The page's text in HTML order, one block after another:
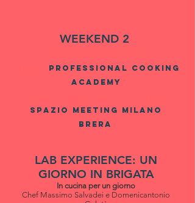
WEEKEND 2
PROFESSIONAL COOKING
ACADEMY
spazio meeting milano
brera
LAB EXPERIENCE: UN
GIORNO IN BRIGATA
In cucina per un giorno
Chef Massimo Salvadei e Domenicantonio